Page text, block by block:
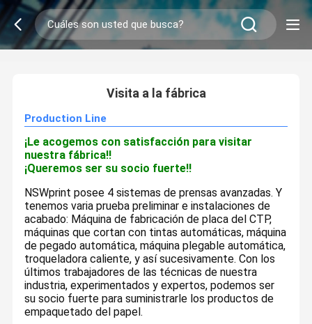
2/0
Visita a la fábrica
Production Line
¡Le acogemos con satisfacción para visitar
nuestra fábrica!!
¡Queremos ser su socio fuerte!!
NSWprint posee 4 sistemas de prensas avanzadas. Y
tenemos varia prueba preliminar e instalaciones de
acabado: Máquina de fabricación de placa del CTP,
máquinas que cortan con tintas automáticas, máquina
de pegado automática, máquina plegable automática,
troqueladora caliente, y así sucesivamente. Con los
últimos trabajadores de las técnicas de nuestra
industria, experimentados y expertos, podemos ser
su socio fuerte para suministrarle los productos de
empaquetado del papel.